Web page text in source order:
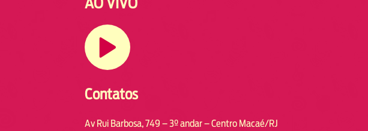
Contatos
Av Rui Barbosa, 749 – 3º andar – Centro Macaé/RJ